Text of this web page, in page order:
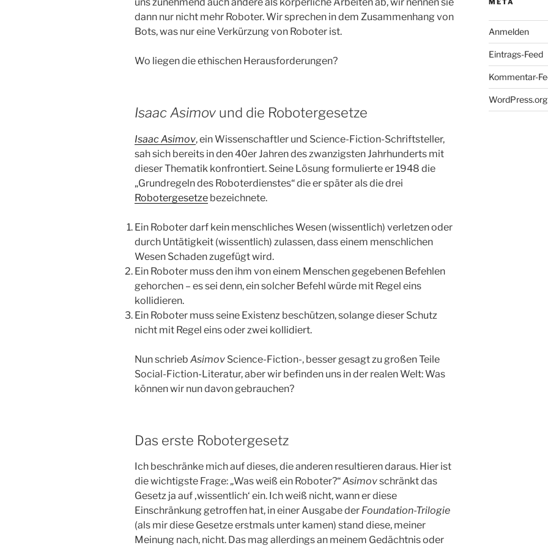
uns zunehmend auch andere als körperliche Arbeiten ab, wir nennen sie
dann nur nicht mehr Roboter. Wir sprechen in dem Zusammenhang von
Bots, was nur eine Verkürzung von Roboter ist.
Wo liegen die ethischen Herausforderungen?
Isaac Asimov und die Robotergesetze
IsaacAsimov, ein Wissenschaftler und Science-Fiction-Schriftsteller,
sah sich bereits in den 40er Jahren des zwanzigsten Jahrhunderts mit
dieser Thematik konfrontiert. Seine Lösung formulierte er 1948 die
„Grundregeln des Roboterdienstes“ die er später als die drei
Robotergesetze bezeichnete.
Ein Roboter darf kein menschliches Wesen (wissentlich) verletzen oder
durch Untätigkeit (wissentlich) zulassen, dass einem menschlichen
Wesen Schaden zugefügt wird.
Ein Roboter muss den ihm von einem Menschen gegebenen Befehlen
gehorchen – es sei denn, ein solcher Befehl würde mit Regel eins
kollidieren.
Ein Roboter muss seine Existenz beschützen, solange dieser Schutz
nicht mit Regel eins oder zwei kollidiert.
Nun schrieb Asimov Science-Fiction-, besser gesagt zu großen Teile
Social-Fiction-Literatur, aber wir befinden uns in der realen Welt: Was
können wir nun davon gebrauchen?
Das erste Robotergesetz
Ich beschränke mich auf dieses, die anderen resultieren daraus. Hier ist
die wichtigste Frage: „Was weiß ein Roboter?“Asimovschränkt das
Gesetz ja auf ‚wissentlich‘ ein. Ich weiß nicht, wann er diese
Einschränkung getroffen hat, in einer Ausgabe der Foundation-Trilogie
(als mir diese Gesetze erstmals unter kamen) stand diese, meiner
Meinung nach, nicht. Das mag allerdings an meinem Gedächtnis oder
META
Anmelden
Eintrags-Feed
Kommentar-
WordPress.org